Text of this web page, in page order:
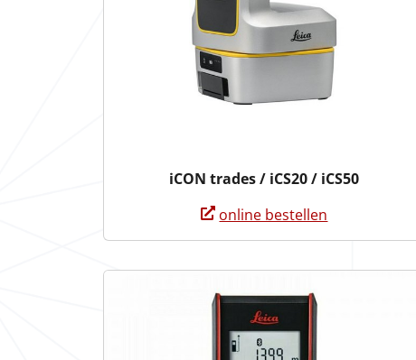
iCON trades / iCS20 / iCS50
online bestellen